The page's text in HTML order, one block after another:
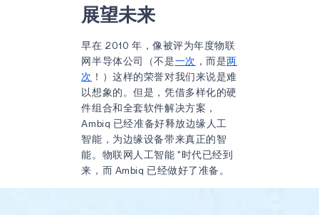
展望未来
早在 2010 年，像被评为年度物联
网半导体公司（不是一次 ，而是两
次 ！）这样的荣誉对我们来说是难
以想象的。但是，凭借多样化的硬
件组合和全套软件解决方案，
Ambiq 已经准备好释放边缘人工
智能，为边缘设备带来真正的智
能。物联网人工智能 "时代已经到
来，而 Ambiq 已经做好了准备。